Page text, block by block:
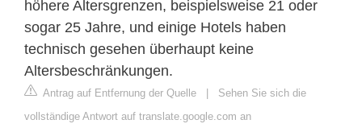
höhere Altersgrenzen, beispielsweise 21 oder
sogar 25 Jahre, und einige Hotels haben
technisch gesehen überhaupt keine
Altersbeschränkungen.
Antrag auf Entfernung der Quelle | Sehen Sie sich die
vollständige Antwort auf translate.google.com an